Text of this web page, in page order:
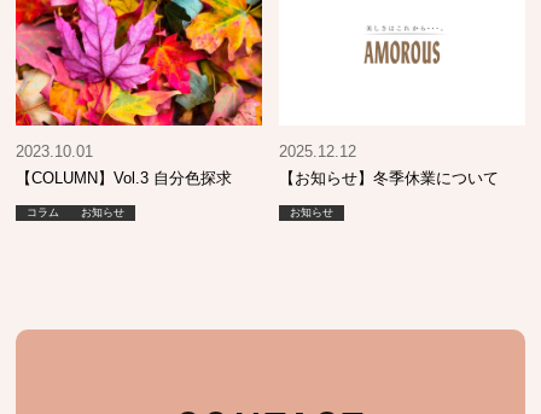
【COLUMN】Vol.3 自分色探求
2023.10.01
コラム お知らせ
【お知らせ】冬季休業について
2025.12.12
お知らせ